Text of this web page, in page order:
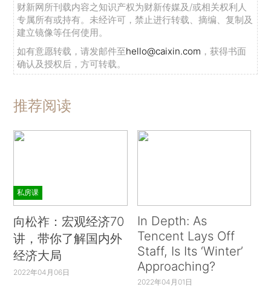
财新网所刊载内容之知识产权为财新传媒及/或相关权利人
专属所有或持有。未经许可，禁止进行转载、摘编、复制及
建立镜像等任何使用。
如有意愿转载，请发邮件至hello@caixin.com ，获得书面
确认及授权后，方可转载。
推荐阅读
私房课
向松祚：宏观经济70
讲，带你了解国内外
经济大局
2022年04月06日
In Depth: As
Tencent Lays Off
Staff, Is Its ‘Winter’
Approaching?
2022年04月01日